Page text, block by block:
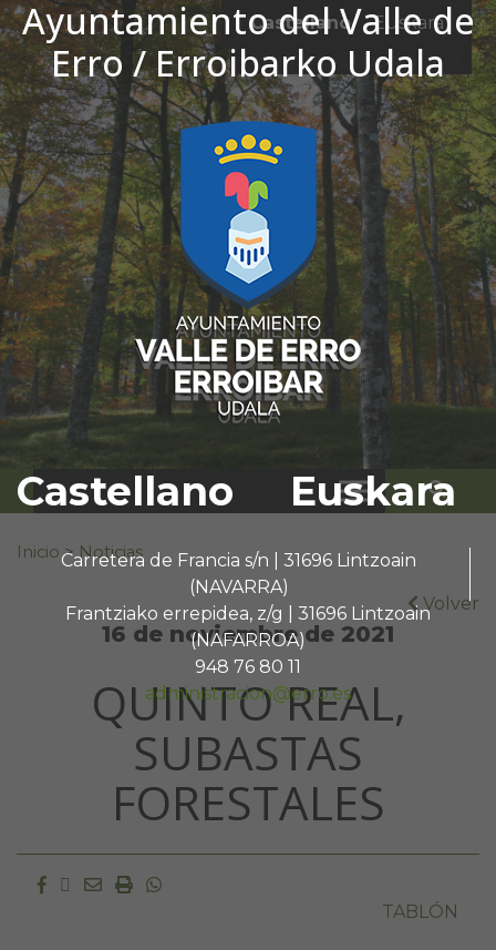
Ayuntamiento del Valle de
Erro / Erroibarko Udala
Castellano Euskara
Carretera de Francia s/n | 31696 Lintzoain
(NAVARRA)
Frantziako errepidea, z/g | 31696 Lintzoain
(NAFARROA)
948 76 80 11
administracion@erro.es
Ir al contenido
Castellano
Euskara
El tiempo - Tutiempo.net
Buscar:
Inicio > Noticias
Volver
16 de noviembre de 2021
QUINTO REAL,
SUBASTAS
FORESTALES
Facebook
Twitter
EmailImprimir
Whatsapp
TABLÓN